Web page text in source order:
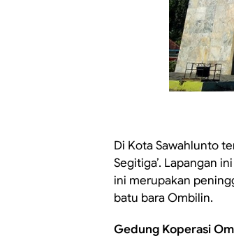
Di Kota Sawahlunto
Segitiga’. Lapangan
ini merupakan
batu bara Ombilin.
Gedung Koperasi